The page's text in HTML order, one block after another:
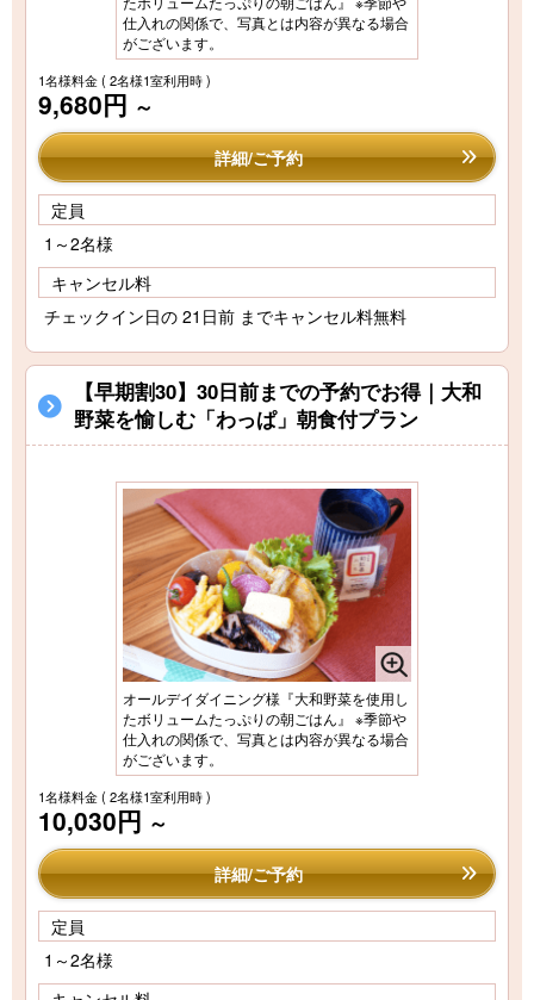
仕入れの関係で、写真とは内容が異なる場合
がございます。
1名様料金( 2名様1室利用時 )
9,680円 ～
詳細/ご予約
定員
1～2名様
キャンセル料
チェックイン日の 21日前 までキャンセル料無料
【早期割30】30日前までの予約でお得｜大和
野菜を愉しむ「わっぱ」朝食付プラン
オールデイダイニング様『大和野菜を使用し
たボリュームたっぷりの朝ごはん』 ※季節や
仕入れの関係で、写真とは内容が異なる場合
がございます。
1名様料金( 2名様1室利用時 )
10,030円 ～
詳細/ご予約
定員
1～2名様